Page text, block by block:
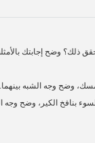
ذلك؟ وضح إجابتك
وضح وجه الشبه بينهما.
بنافخ الكير، وضح وجه